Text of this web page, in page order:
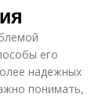
его
надежных
понимать,